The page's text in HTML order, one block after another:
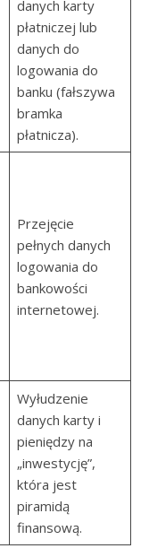
danych karty
płatniczej lub
danych do
logowania do
banku (fałszywa
bramka
płatnicza).
Przejęcie
pełnych danych
logowania do
bankowości
internetowej.
Wyłudzenie
danych karty i
pieniędzy na
„inwestycję”,
która jest
piramidą
finansową.